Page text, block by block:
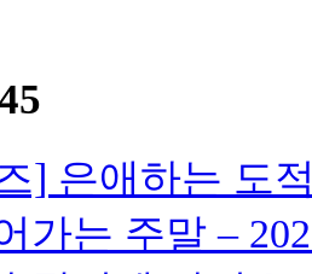
] 은애하는 도
가는 주말 –